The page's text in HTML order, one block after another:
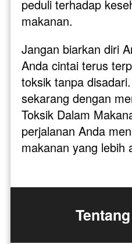
peduli terhadap
makanan.
Jangan biarkan diri
Anda cintai terus
toksik tanpa
sekarang dengan
Toksik Dalam
perjalanan Anda
makanan yang lebih